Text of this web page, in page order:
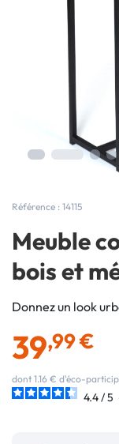
Référence : 14115
Meuble
bois et
Donnez un look
39,99 €
dont 1.16 € d'éco-
4.4/5